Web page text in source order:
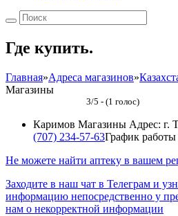
Где купить.
Главная»Адреса магазинов»
Магазины
3/5 - (1 голос)
Каримов Магазины Адрес: г.
(707) 234-57-63График работы
Не можете найти аптеку в вашем
Заходите в наш чат в Телеграм и
информацию непосредственно у
нам о некорректной информации